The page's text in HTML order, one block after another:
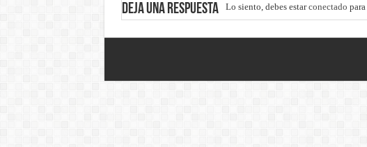
Deja una respuesta Lo siento, debes estarconectado